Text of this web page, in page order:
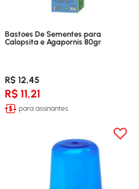
Bastoes De Sementes para
Calopsita e Agapornis 80gr
R$ 12,45
R$ 11,21
para assinantes